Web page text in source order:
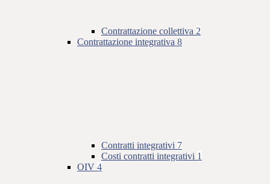
Contrattazione collettiva 2
Contrattazione integrativa 8
Contratti integrativi 7
Costi contratti integrativi 1
OIV 4